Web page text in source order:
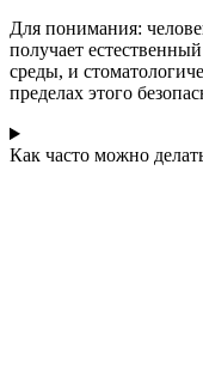
Для понимания:
получает
среды, и
пределах этого
Как часто можно